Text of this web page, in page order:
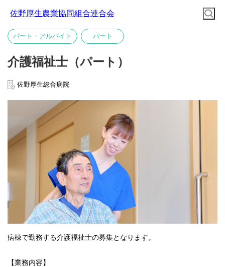
佐野厚生農業協同組合連合会
パート・アルバイト パート
介護福祉士（パート）
佐野厚生総合病院
病棟で勤務する介護福祉士の募集となります。
【業務内容】